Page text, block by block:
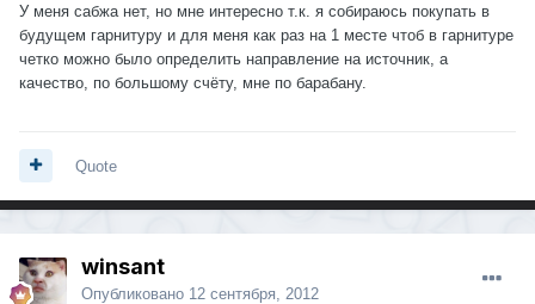
У меня сабжа нет, но мне интересно т.к. я собираюсь покупать в
будущем гарнитуру и для меня как раз на 1 месте чтоб в гарнитуре
четко можно было определить направление на источник, а
качество, по большому счёту, мне по барабану.
Quote
winsant
Опубликовано 12 сентября, 2012